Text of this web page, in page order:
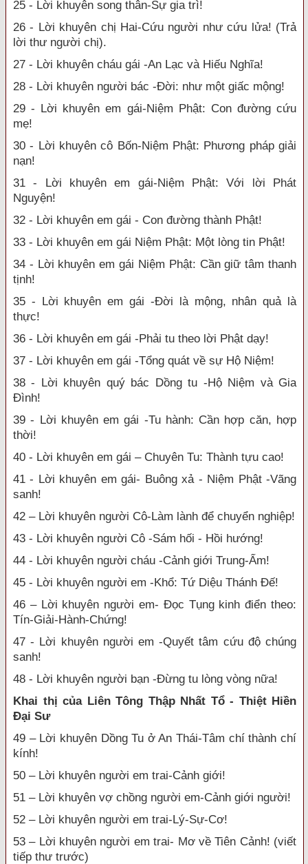
25 - Lời khuyên song thân-Sự gia trì!
26 - Lời khuyên chị Hai-Cứu người như cứu lửa! (Trả
lời thư người chị).
27 - Lời khuyên cháu gái -An Lạc và Hiếu Nghĩa!
28 - Lời khuyên người bác -Đời: như một giấc mộng!
29 - Lời khuyên em gái-Niệm Phật: Con đường cứu
mẹ!
30 - Lời khuyên cô Bốn-Niệm Phật: Phương pháp giải
nạn!
31 - Lời khuyên em gái-Niệm Phật: Với lời Phát
Nguyện!
32 - Lời khuyên em gái - Con đường thành Phật!
33 - Lời khuyên em gái Niệm Phật: Một lòng tin Phật!
34 - Lời khuyên em gái Niệm Phật: Cần giữ tâm thanh
tịnh!
35 - Lời khuyên em gái -Đời là mộng, nhân quả là
thực!
36 - Lời khuyên em gái -Phải tu theo lời Phật dạy!
37 - Lời khuyên em gái -Tổng quát về sự Hộ Niệm!
38 - Lời khuyên quý bác Dồng tu -Hộ Niệm và Gia
Đình!
39 - Lời khuyên em gái -Tu hành: Cần hợp căn, hợp
thời!
40 - Lời khuyên em gái – Chuyên Tu: Thành tựu cao!
41 - Lời khuyên em gái- Buông xả - Niệm Phật -Vãng
sanh!
42 – Lời khuyên người Cô-Làm lành để chuyển nghiệp!
43 - Lời khuyên người Cô -Sám hối - Hồi hướng!
44 - Lời khuyên người cháu -Cảnh giới Trung-Ấm!
45 - Lời khuyên người em -Khổ: Tứ Diệu Thánh Đế!
46 – Lời khuyên người em- Đọc Tụng kinh điển theo:
Tín-Giải-Hành-Chứng!
47 - Lời khuyên người em -Quyết tâm cứu độ chúng
sanh!
48 - Lời khuyên người bạn -Đừng tu lòng vòng nữa!
Khai thị của Liên Tông Thập Nhất Tổ - Thiệt Hiền
Đại Sư
49 – Lời khuyên Dồng Tu ở An Thái-Tâm chí thành chí
kính!
50 – Lời khuyên người em trai-Cảnh giới!
51 – Lời khuyên vợ chồng người em-Cảnh giới người!
52 – Lời khuyên người em trai-Lý-Sự-Cơ!
53 – Lời khuyên người em trai- Mơ về Tiên Cảnh! (viết
tiếp thư trước)